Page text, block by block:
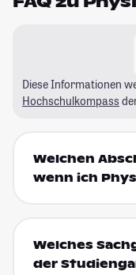
Diese Informationen
Hochschulkompass
Welchen
wenn ich
Welches
der